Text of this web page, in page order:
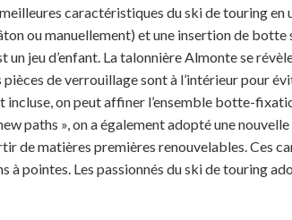
caractéristiques du ski de touring en
ou manuellement) et une insertion de
jeu d’enfant. La talonnière Almonte se
de verrouillage sont à l’intérieur pour
incluse, on peut affiner l’ensemble botte-
paths », on a également adopté une
de matières premières renouvelables. Ces
pointes. Les passionnés du ski de touring